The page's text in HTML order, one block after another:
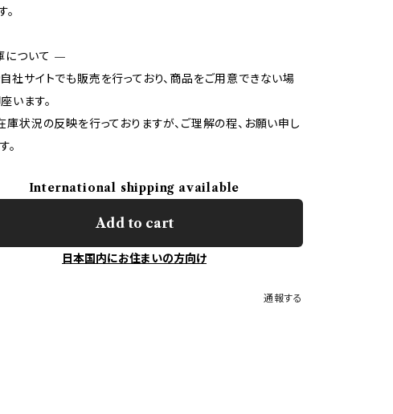
。
ついて —
社サイトでも販売を行っており、商品をご用意できない場
います。
庫状況の反映を行っておりますが、ご理解の程、お願い申し
。
International shipping available
Add to cart
日本国内にお住まいの方向け
通報する